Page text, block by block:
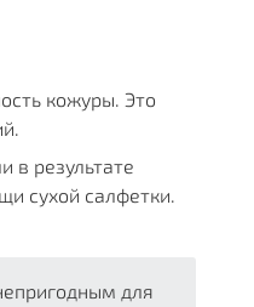
кожуры. Это
в результате
сухой салфетки.
для